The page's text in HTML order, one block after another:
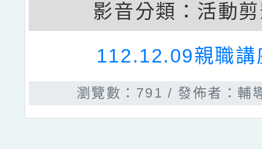
影音分類： 活動
112.12.09親職講
瀏覽數：791 發佈者：輔